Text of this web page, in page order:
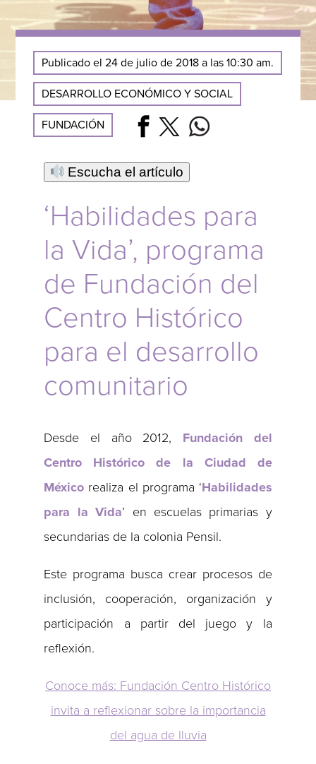
Publicado el 24 de julio de 2018 a las 10:30 am.
DESARROLLO ECONÓMICO Y SOCIAL
FUNDACIÓN
Escucha el artículo
‘Habilidades para
la Vida’, programa
de Fundación del
Centro Histórico
para el desarrollo
comunitario
Desde el año 2012, Fundación del
Centro Histórico de la Ciudad de
México realiza el programa ‘Habilidades
para la Vida’ en escuelas primarias y
secundarias de la colonia Pensil.
Este programa busca crear procesos de
inclusión, cooperación, organización y
participación a partir del juego y la
reflexión.
Conoce más: Fundación Centro Histórico
invita a reflexionar sobre la importancia
del agua de lluvia